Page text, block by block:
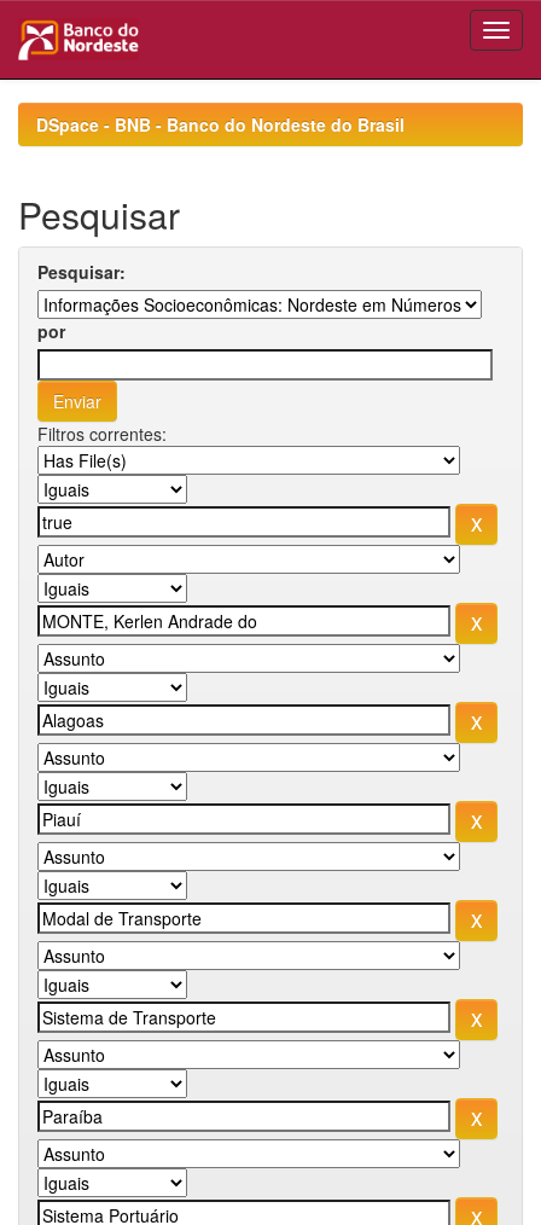
navigationDSpace - BNB - Banco do Nordeste do Brasil
Pesquisar
Pesquisar:
por
Filtros correntes: